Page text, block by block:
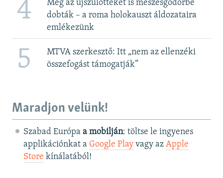
4
Még az újszülötteket is meszesgödörbe
dobták – a roma holokauszt áldozataira
emlékezünk
5
MTVA szerkesztő: Itt „nem az ellenzéki
összefogást támogatják”
Maradjon velünk!
Szabad Európa a mobilján: töltse le ingyenes
applikációnkat a Google Playvagy az Apple
Store kínálatából!